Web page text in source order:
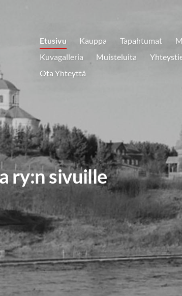
Etusivu Kauppa Tapahtumat
Kuvagalleria
Muisteluita
Ota Yhteyttä
ry:n sivuille